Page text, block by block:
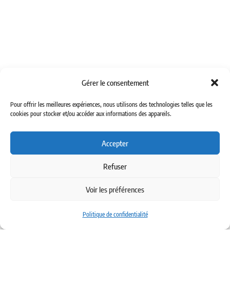
Gérer le consentement
Pour offrir les meilleures expériences, nous utilisons des technologies telles que les
cookies pour stocker et/ou accéder aux informations des appareils.
Accepter
Refuser
Voir les préférences
Politique de confidentialité
07 – RACCORDS A BAGUES
11 – VALVES
14 – TUBES ACIER HYDRAULIQUE
15 – COLLIERS
05 – PROTECTIONS DE FLEXIBLES
18 – MACHINES ET ACCESSOIRES D’ATELIER